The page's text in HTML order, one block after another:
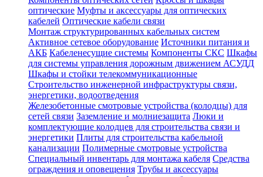
оптические Муфты и аксессуары для оптических
кабелей Оптические кабели связи
Монтаж структурированных кабельных систем
Активное сетевое оборудование Источники питания и
АКБ Кабеленесущие системы Компоненты СКС Шкафы
для системы управления дорожным движением АСУДД
Шкафы и стойки телекоммуникационные
Строительство инженерной инфраструктуры связи,
энергетики, водоотведения
Железобетонные смотровые устройства (колодцы) для
сетей связи Заземление и молниезащита Люки и
комплектующие колодцев для строительства связи и
энергетики Плиты для строительства кабельной
канализации Полимерные смотровые устройства
Специальный инвентарь для монтажа кабеля Средства
ограждения и оповещения Трубы и аксессуары